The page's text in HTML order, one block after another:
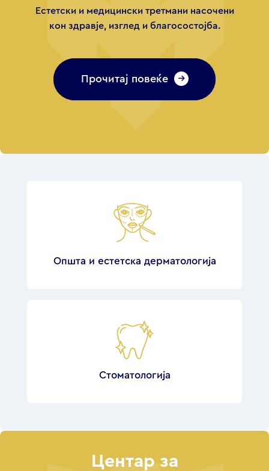
Естетски и медицински третмани насочени
кон здравје, изглед и благосостојба.
Прочитај повеќе
Општа и естетска дерматологија
Стоматологија
Центар за